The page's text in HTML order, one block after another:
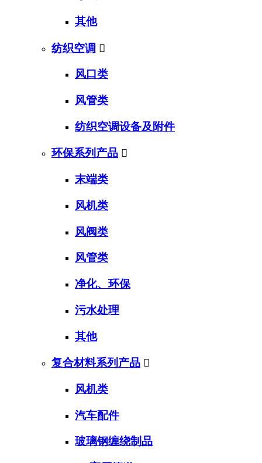
其他
纺织空调 
风口类
风管类
纺织空调设备及附件
环保系列产品 
末端类
风机类
风阀类
风管类
净化、环保
污水处理
其他
复合材料系列产品 
风机类
汽车配件
玻璃钢缠绕制品